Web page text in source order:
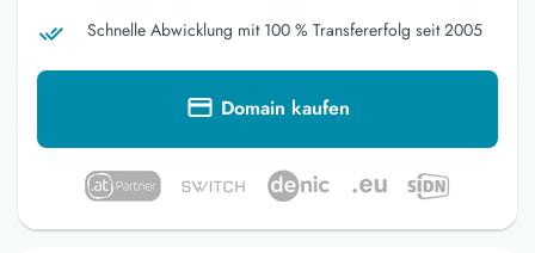
Schnelle Abwicklung mit 100 % Transfererfolg seit 2005
Domain kaufen